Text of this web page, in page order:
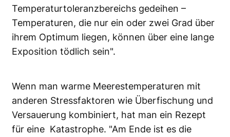
Temperaturtoleranzbereichs gedeihen –
Temperaturen, die nur ein oder zwei Grad über
ihrem Optimum liegen, können über eine lange
Exposition tödlich sein".
Wenn man warme Meerestemperaturen mit
anderen Stressfaktoren wie Überfischung und
Versauerung kombiniert, hat man ein Rezept
für eine Katastrophe. "Am Ende ist es die